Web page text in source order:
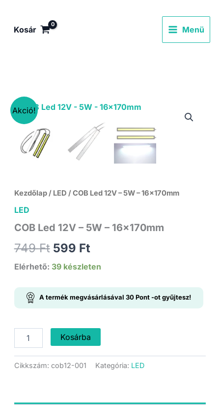
content
Kosár Menü
Akció!
Kezdőlap/ LED / COB Led 12V – 5W – 16x170mm
LED
COB Led 12V – 5W – 16x170mm
749Ft Original
price
was:
749 Ft.
599 FtCurrent
price
is:
599 Ft.
Elérhető: 39 készleten
A termék megvásárlásával 30Pont-ot gyűjtesz!
-
mennyiség
Kosárba
Cikkszám: cob12-001 Kategória: LED